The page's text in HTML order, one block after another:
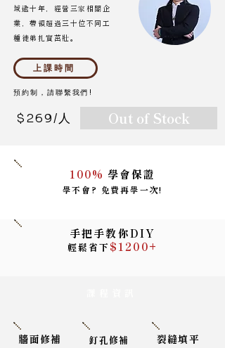
域逾十年，經營三家相關企
業，帶領超過三十位不同工
種徒弟扎實茁壯。​
上課時間
​預約制，請聯繫我們!
$269/人 Out of Stock
100% 學會保證
學不會? 免費再學一次!
手把手教你DIY
輕鬆省下$1200+
牆面修補
釘孔修補
裂縫填平